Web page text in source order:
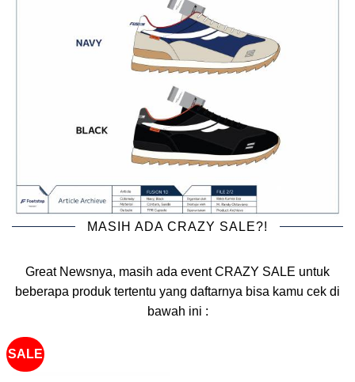
MASIH ADA CRAZY SALE?!
Great Newsnya, masih ada event CRAZY SALE untuk
beberapa produk tertentu yang daftarnya bisa kamu cek di
bawah ini :
SALE